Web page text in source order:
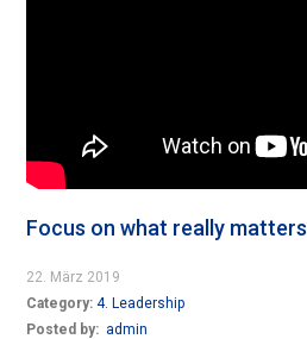
Focus on what really matters
22. März 2019
Category:4. Leadership
Posted by: admin